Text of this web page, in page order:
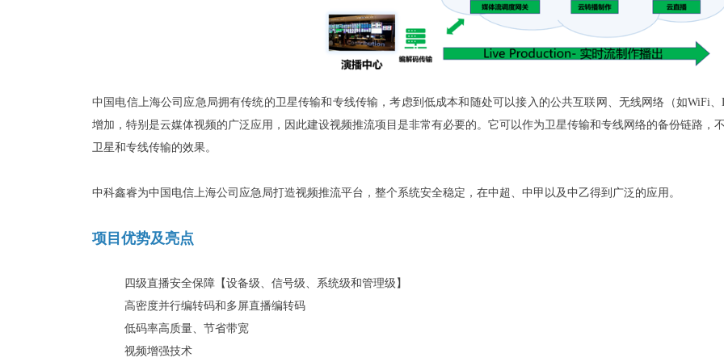
中国电信上海公司应急局拥有传统的卫星传输和专线传输，考虑到低成本和随处可以接入的公共互联网、无线网络（如WiFi
增加，特别是云媒体视频的广泛应用，因此建设视频推流项目是非常有必要的。它可以作为卫星传输和专线网络的备份链路，
卫星和专线传输的效果。
中科鑫睿为中国电信上海公司应急局打造视频推流平台，整个系统安全稳定，在中超、中甲以及中乙得到广泛的应用。
项目优势及亮点
四级直播安全保障【设备级、信号级、系统级和管理级】
高密度并行编转码和多屏直播编转码
低码率高质量、节省带宽
视频增强技术